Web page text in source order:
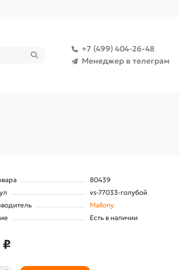
+7 (499) 404-26-48
Менеджер в телеграм
80439
vs-77033-голубой
Mallony
Есть в наличии
₽